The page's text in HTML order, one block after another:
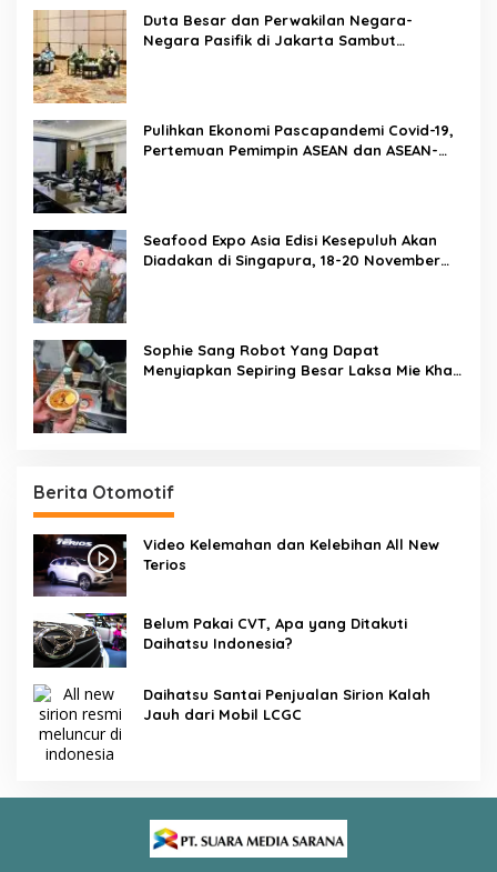
Duta Besar dan Perwakilan Negara-
Negara Pasifik di Jakarta Sambut
Pulihkan Ekonomi Pascapandemi Covid-19,
Pertemuan Pemimpin ASEAN dan ASEAN-
Seafood Expo Asia Edisi Kesepuluh Akan
Diadakan di Singapura, 18-20 November
Sophie Sang Robot Yang Dapat
Menyiapkan Sepiring Besar Laksa Mie Khas
Berita Otomotif
Video Kelemahan dan Kelebihan All New
Terios
Belum Pakai CVT, Apa yang Ditakuti
Daihatsu Indonesia?
Daihatsu Santai Penjualan Sirion Kalah
Jauh dari Mobil LCGC